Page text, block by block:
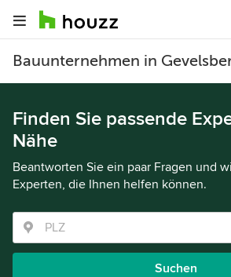
Bauunternehmen in
Finden Sie passende
Nähe
Beantworten Sie ein paar Fragen und
Experten, die Ihnen helfen können.
Suchen